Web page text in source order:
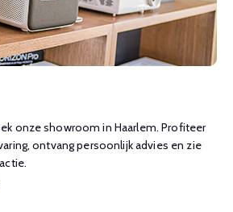
onze showroom in Haarlem. Profiteer
ontvang persoonlijk advies en zie